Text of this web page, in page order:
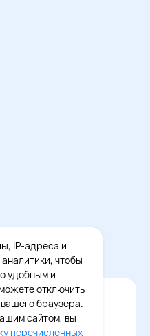
данных
Восток - Запад
приложение
IP-адреса и
чтобы
удобным и
отключить
браузера.
сайтом, вы
перечисленных